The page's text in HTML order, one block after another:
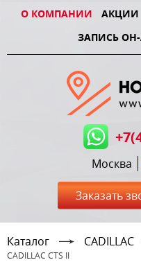
О КОМПАНИИ АКЦИИ
ЗАПИСЬ
Москва
Заказать
Каталог CADILLAC
CADILLAC CTS II